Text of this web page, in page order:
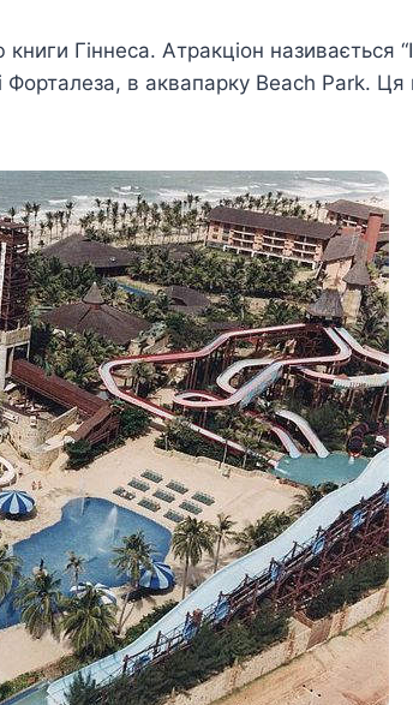
Гіннеса. Атракціон називається
Форталеза, в аквапарку Beach Park. Ця